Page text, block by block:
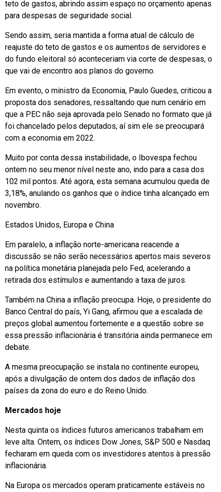
teto de gastos, abrindo assim espaço no orçamento apenas
para despesas de seguridade social.
Sendo assim, seria mantida a forma atual de cálculo de
reajuste do teto de gastos e os aumentos de servidores e
do fundo eleitoral só aconteceriam via corte de despesas, o
que vai de encontro aos planos do governo.
Em evento, o ministro da Economia, Paulo Guedes, criticou a
proposta dos senadores, ressaltando que num cenário em
que a PEC não seja aprovada pelo Senado no formato que já
foi chancelado pelos deputados, aí sim ele se preocupará
com a economia em 2022.
Muito por conta dessa instabilidade, o Ibovespa fechou
ontem no seu menor nível neste ano, indo para a casa dos
102 mil pontos. Até agora, esta semana acumulou queda de
3,18%, anulando os ganhos que o índice tinha alcançado em
novembro.
Estados Unidos, Europa e China
Em paralelo, a inflação norte-americana reacende a
discussão se não serão necessários apertos mais severos
na política monetária planejada pelo Fed, acelerando a
retirada dos estímulos e aumentando a taxa de juros.
Também na China a inflação preocupa. Hoje, o presidente do
Banco Central do país, Yi Gang, afirmou que a escalada de
preços global aumentou fortemente e a questão sobre se
essa pressão inflacionária é transitória ainda permanece em
debate.
A mesma preocupação se instala no continente europeu,
após a divulgação de ontem dos dados de inflação dos
países da zona do euro e do Reino Unido.
Mercados hoje
Nesta quinta os índices futuros americanos trabalham em
leve alta. Ontem, os índices Dow Jones, S&P 500 e Nasdaq
fecharam em queda com os investidores atentos à pressão
inflacionária.
Na Europa os mercados operam praticamente estáveis no